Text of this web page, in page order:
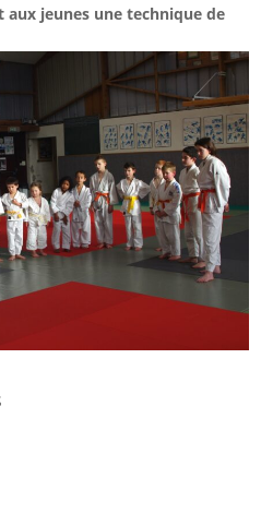
aux jeunes une technique de